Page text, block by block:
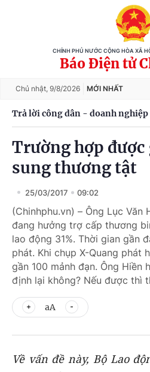
CHÍNH PHỦ NƯỚC CỘNG HÒA XÃ
Báo Điện tử
Chủ nhật, 9/8/2026 MỚI NHẤT
Trả lời công dân - doanh nghiệp
Trường hợp
sung thương tật
25/03/2017 09:02
(Chinhphu.vn) – Ông Lục Văn
đang hưởng trợ cấp thương
lao động 31%. Thời gian gần
phát. Khi chụp X-Quang phát
gần 100 mảnh đạn. Ông Hiền
định lại không? Nếu được thì
aA
Về vấn đề này, Bộ Lao